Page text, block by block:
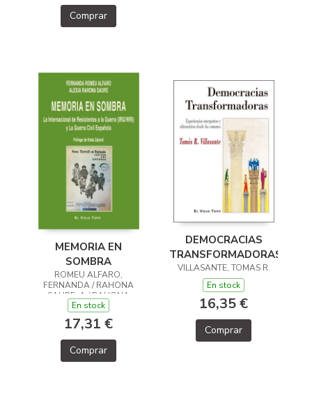
Comprar
MEMORIA EN
SOMBRA
ROMEU ALFARO,
FERNANDA / RAHONA
SAURE, A / RAHONA
SAURE, ALEXIA
En stock
17,31 €
Comprar
DEMOCRACIAS
TRANSFORMADORAS
VILLASANTE, TOMAS R.
En stock
16,35 €
Comprar